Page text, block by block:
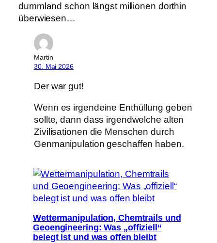
dummland schon längst millionen dorthin
überwiesen…
Martin
30. Mai 2026
Der war gut!
Wenn es irgendeine Enthüllung geben
sollte, dann dass irgendwelche alten
Zivilisationen die Menschen durch
Genmanipulation geschaffen haben.
Wettermanipulation, Chemtrails und
Geoengineering: Was „offiziell“
belegt ist und was offen bleibt